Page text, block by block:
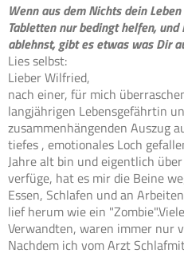
Wenn aus dem Nichts dein
Tabletten nur bedingt helfen, und
ablehnst, gibt es etwas was Dir
Lies selbst:
Lieber Wilfried,
nach einer, für mich
langjährigen Lebensgefährtin
zusammenhängenden Auszug
tiefes , emotionales Loch
Jahre alt bin und eigentlich
verfüge, hat es mir die Beine
Essen, Schlafen und an
lief herum wie ein
Verwandten, waren immer nur
Nachdem ich vom Arzt